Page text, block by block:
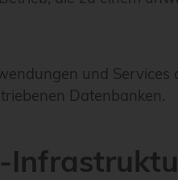
und Services
Datenbanken.